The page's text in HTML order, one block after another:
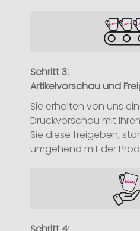
Schritt 3:
Artikelvorschau und
Sie erhalten von uns
Druckvorschau mit
Sie diese freigeben,
umgehend mit der